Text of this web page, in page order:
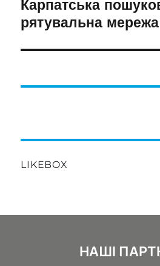
Карпатська
рятувальна мережа
LIKEBOX
НАШІ